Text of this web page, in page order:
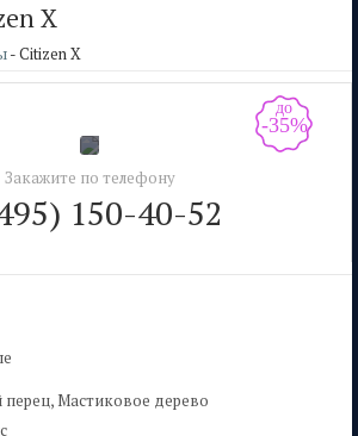
X
- Citizen X
до
-35%
Закажите по телефону
150-40-52
перец, Мастиковое дерево